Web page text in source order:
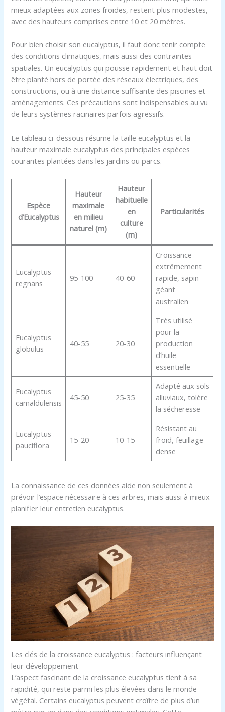
mieux adaptées aux zones froides, restent plus modestes,
avec des hauteurs comprises entre 10 et 20 mètres.
Pour bien choisir son eucalyptus, il faut donc tenir compte
des conditions climatiques, mais aussi des contraintes
spatiales. Un eucalyptus qui pousse rapidement et haut doit
être planté hors de portée des réseaux électriques, des
constructions, ou à une distance suffisante des piscines et
aménagements. Ces précautions sont indispensables au vu
de leurs systèmes racinaires parfois agressifs.
Le tableau ci-dessous résume la taille eucalyptus et la
hauteur maximale eucalyptus des principales espèces
courantes plantées dans les jardins ou parcs.
Espèce
d’Eucalyptus
Hauteur
maximale
en milieu
naturel (m)
Hauteur
habituelle
en
culture
(m)
Particularités
Eucalyptus
regnans
95-100 40-60
Croissance
extrêmement
rapide, sapin
géant
australien
Eucalyptus
globulus
40-55 20-30
Très utilisé
pour la
production
d’huile
essentielle
Eucalyptus
camaldulensis
45-50 25-35
Adapté aux sols
alluviaux, tolère
la sécheresse
Eucalyptus
pauciflora
15-20 10-15
Résistant au
froid, feuillage
dense
La connaissance de ces données aide non seulement à
prévoir l’espace nécessaire à ces arbres, mais aussi à mieux
planifier leur entretien eucalyptus.
Les clés de la croissance eucalyptus : facteurs influençant
leur développement
L’aspect fascinant de la croissance eucalyptus tient à sa
rapidité, qui reste parmi les plus élevées dans le monde
végétal. Certains eucalyptus peuvent croître de plus d’un